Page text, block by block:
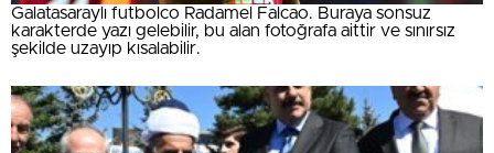
Galatasaraylı futbolco Radamel Falcao. Buraya sonsuz
karakterde yazı gelebilir, bu alan fotoğrafa aittir ve sınırsız
şekilde uzayıp kısalabilir.